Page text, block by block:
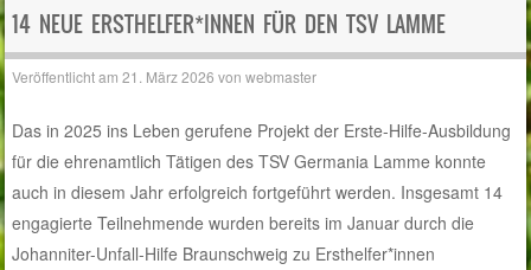
14 NEUE ERSTHELFER*INNEN FÜR DEN TSV LAMME
Veröffentlicht am21. März 2026 vonwebmaster
Das in 2025 ins Leben gerufene Projekt der Erste-Hilfe-Ausbildung
für die ehrenamtlich Tätigen des TSV Germania Lamme konnte
auch in diesem Jahr erfolgreich fortgeführt werden. Insgesamt 14
engagierte Teilnehmende wurden bereits im Januar durch die
Johanniter-Unfall-Hilfe Braunschweig zu Ersthelfer*innen